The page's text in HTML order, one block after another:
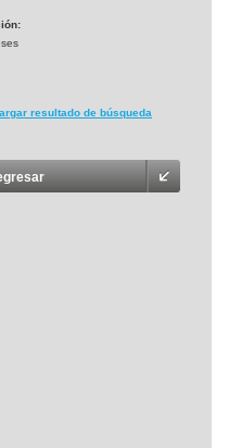
resultado de búsqueda